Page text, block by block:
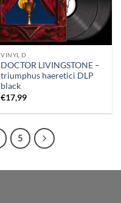
VINYL D
DOCTOR LIVINGSTONE –
triumphus haeretici DLP
black
€17,99
5